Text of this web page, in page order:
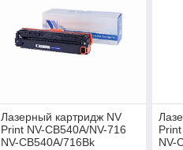
Лазерный картридж NV
Print NV-CB540A/NV-716
NV-CB540A/716Bk
NV-